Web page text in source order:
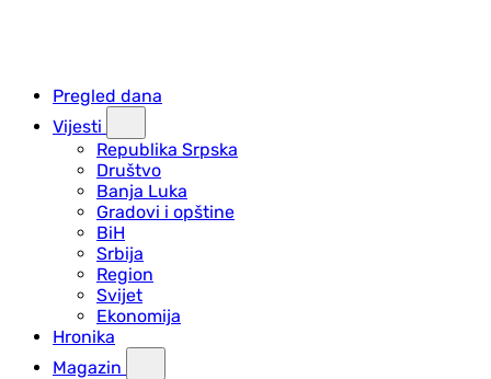
Pregled dana
Vijesti
Republika Srpska
Društvo
Banja Luka
Gradovi i opštine
BiH
Srbija
Region
Svijet
Ekonomija
Hronika
Magazin